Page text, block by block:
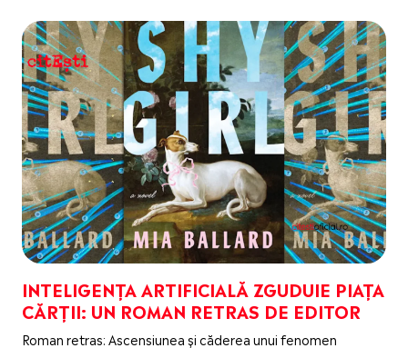
INTELIGENȚA ARTIFICIALĂ ZGUDUIE PIAȚA
CĂRȚII: UN ROMAN RETRAS DE EDITOR
Roman retras: Ascensiunea și căderea unui fenomen